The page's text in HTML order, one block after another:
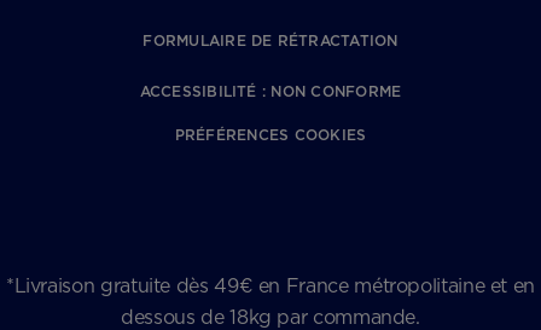
FORMULAIRE DE RÉTRACTATION
ACCESSIBILITÉ : NON CONFORME
PRÉFÉRENCES COOKIES
*Livraison gratuite dès 49€ en France métropolitaine et en
dessous de 18kg par commande.